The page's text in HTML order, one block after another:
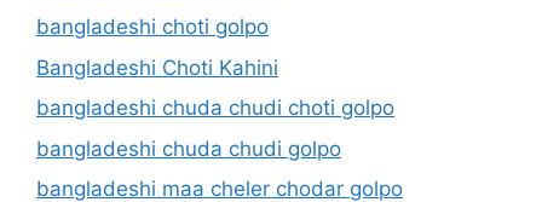
bangladeshi choti golpo
Bangladeshi Choti Kahini
bangladeshi chuda chudi choti golpo
bangladeshi chuda chudi golpo
bangladeshi maa cheler chodar golpo